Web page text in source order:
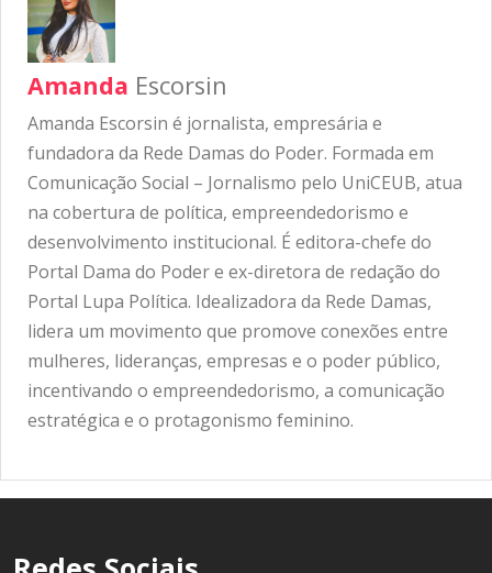
Amanda Escorsin
Amanda Escorsin é jornalista, empresária e
fundadora da Rede Damas do Poder. Formada em
Comunicação Social – Jornalismo pelo UniCEUB, atua
na cobertura de política, empreendedorismo e
desenvolvimento institucional. É editora-chefe do
Portal Dama do Poder e ex-diretora de redação do
Portal Lupa Política. Idealizadora da Rede Damas,
lidera um movimento que promove conexões entre
mulheres, lideranças, empresas e o poder público,
incentivando o empreendedorismo, a comunicação
estratégica e o protagonismo feminino.